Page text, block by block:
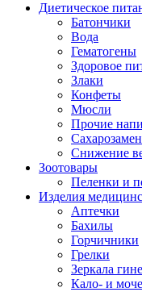
Диетическое
Батончики
Вода
Гематогены
Здоровое
Злаки
Конфеты
Мюсли
Прочие
Снижение
Зоотовары
Пеленки и
Изделия
Аптечки
Бахилы
Горчичники
Грелки
Зеркала
Кало- и